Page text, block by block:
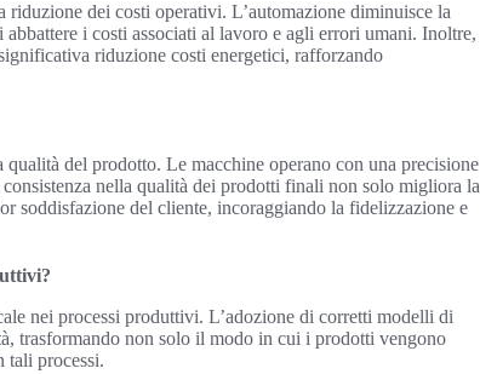
dei costi operativi. L’automazione diminuisce la
i costi associati al lavoro e agli errori umani. Inoltre,
riduzione costi energetici, rafforzando
del prodotto. Le macchine operano con una precisione
nella qualità dei prodotti finali non solo migliora la
soddisfazione del cliente, incoraggiando la fidelizzazione e
nei processi produttivi. L’adozione di corretti modelli di
trasformando non solo il modo in cui i prodotti vengono
tali processi.